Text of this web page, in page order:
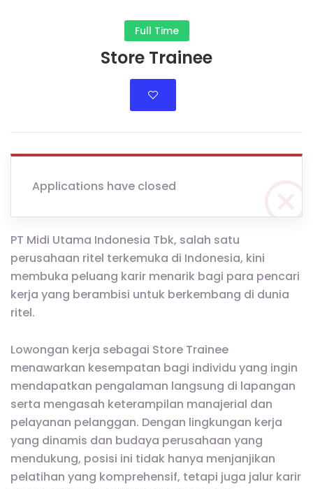
Full Time
Store Trainee
Applications have closed
PT Midi Utama Indonesia Tbk, salah satu
perusahaan ritel terkemuka di Indonesia, kini
membuka peluang karir menarik bagi para pencari
kerja yang berambisi untuk berkembang di dunia
ritel.
Lowongan kerja sebagai Store Trainee
menawarkan kesempatan bagi individu yang ingin
mendapatkan pengalaman langsung di lapangan
serta mengasah keterampilan manajerial dan
pelayanan pelanggan. Dengan lingkungan kerja
yang dinamis dan budaya perusahaan yang
mendukung, posisi ini tidak hanya menjanjikan
pelatihan yang komprehensif, tetapi juga jalur karir